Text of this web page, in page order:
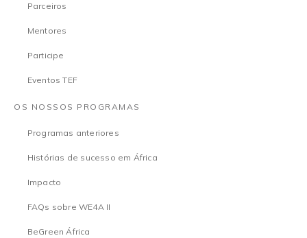
Parceiros
Mentores
Participe
Eventos TEF
OS NOSSOS PROGRAMAS
Programas anteriores
Histórias de sucesso em África
Impacto
FAQs sobre WE4A II
BeGreen África